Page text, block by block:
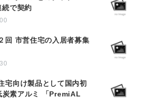
続で契約
回 市営住宅の入居者募集
宅向け製品として国内初
炭素アルミ 「PremiAL